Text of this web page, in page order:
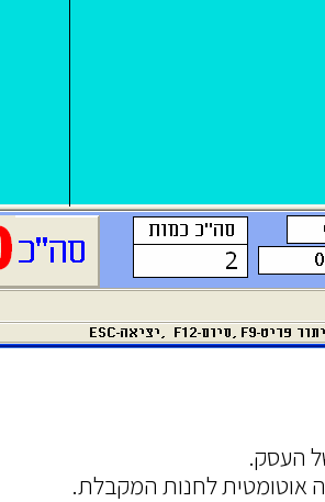
העסק.
אוטומטית לחנות המקבלת.